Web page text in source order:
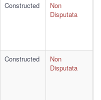
Constructed
Non
Disputata
Constructed
Non
Disputata